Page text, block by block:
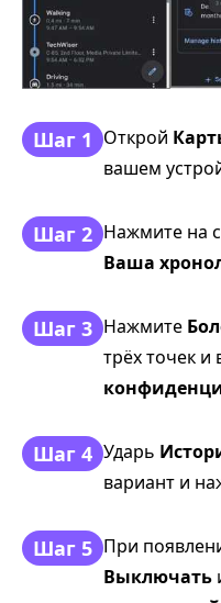
Шаг 1 Открой
вашем
Шаг 2 Нажмите на
Ваша
Шаг 3 Нажмите
трёх точек и
Шаг 4 Ударь
вариант и
Шаг 5 При
Выключать